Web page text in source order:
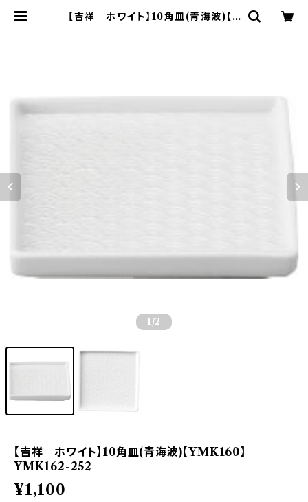
【吉祥 ホワイト】10角皿(青海波)【Y
1 /2
【吉祥 ホワイト】10角皿(青海波)【YMK160】
YMK162-252
¥1,100